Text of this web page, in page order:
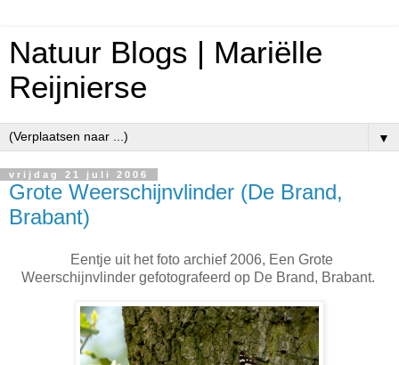
Natuur Blogs | Mariëlle
Reijnierse
▼
vrijdag 21 juli 2006
Grote Weerschijnvlinder (De Brand,
Brabant)
Eentje uit het foto archief 2006, Een Grote
Weerschijnvlinder gefotografeerd op De Brand, Brabant.